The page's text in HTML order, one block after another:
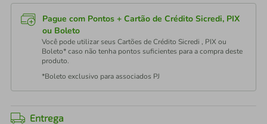
Pague com Pontos + Cartão de Crédito Sicredi, PIX
ou Boleto
Você pode utilizar seus Cartões de Crédito Sicredi , PIX ou
Boleto* caso não tenha pontos suficientes para a compra deste
produto.
*Boleto exclusivo para associados PJ
Entrega